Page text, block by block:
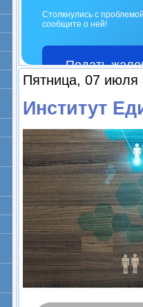
Столкнулись с
сообщите о ней!
Подать
Пятница, 07 июля
Институт